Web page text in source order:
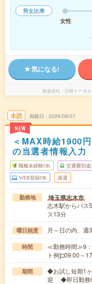
男女比率
女性
気になる!
派遣会社 日研トータ
未読
NEW
掲載日 2026/08/07
＜MAX時給1900
の当選者情報入力
職種未経験OK 交通費別途
WEB登録OK 派遣
勤務地 埼玉県志木市
志木駅からバス
ス13分
曜日頻度 月～日の内、週
時間
≪勤務時間≫9：
ト例]□09:00～
期間
◆お試し短期1
迎 ◆即日勤務